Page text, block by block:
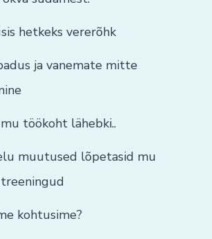
hetkeks vererõhk
ja vanemate mitte
mu töökoht lähebki..
muutused lõpetasid mu
kohtusime?